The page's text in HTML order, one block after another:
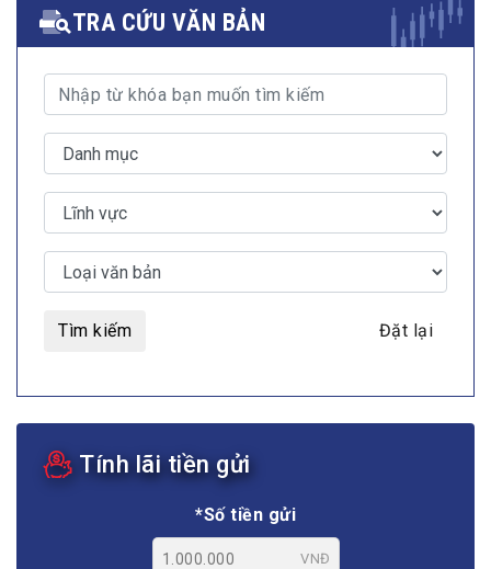
TRA CỨU VĂN BẢN
Tìm kiếm Đặt lại
Tính lãi tiền gửi
*Số tiền gửi
VNĐ